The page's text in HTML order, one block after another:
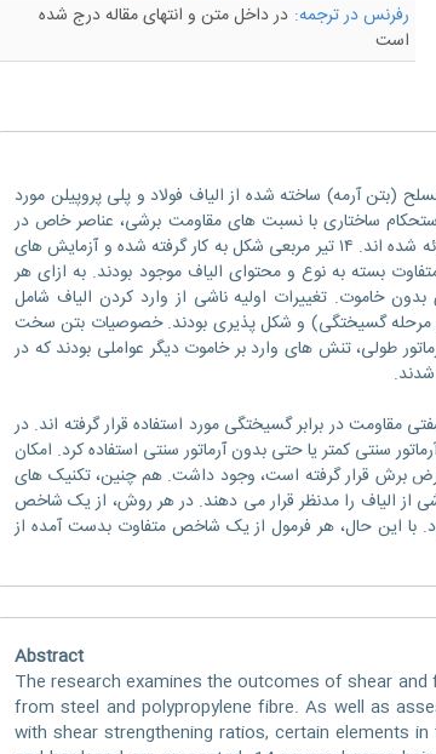
رفرنس در ترجمه: در داخل متن و انتهای مقاله درج شده
است
(بتن آرمه) ساخته ‌شده از الیاف فولاد و پلی پروپیلن مورد
استحکام ساختاری با نسبت‌ های مقاومت برشی، عناصر خاص در
ویژگی‌ های سیمانی که هم تازه و هم سخت شده است، نیز ارائه شده اند. ۱۴ تیر مربعی شکل به کار گرفته شده و آزمایش‌ های
تیرهای ساخته شده از ۷ بعد ترکیبی متفاوت بسته به نوع و محتوای الیاف موجود بودند. به ازای هر
خاموت. تغییرات اولیه ناشی از وارد کردن الیاف شامل
گسیختگی) و شکل پذیری بودند. خصوصیات بتن سخت
طولی، تنش های وارد بر خاموت دیگر عواملی بودند که در
شدند.
مقاومت در برابر گسیختگی مورد استفاده قرار گرفته‌ اند. در
سنتی کمتر یا حتی بدون آرماتور سنتی استفاده کرد. امکان
برش قرار گرفته‌ است، وجود داشت. هم چنین، تکنیک های
از الیاف را مدنظر قرار می دهند. در هر روش، از یک شاخص
با این حال، هر فرمول از یک شاخص متفاوت بدست آمده از
Abstract
The research examines the outcomes of shear
from steel and polypropylene fibre. As well as
with shear strengthening ratios, certain elements